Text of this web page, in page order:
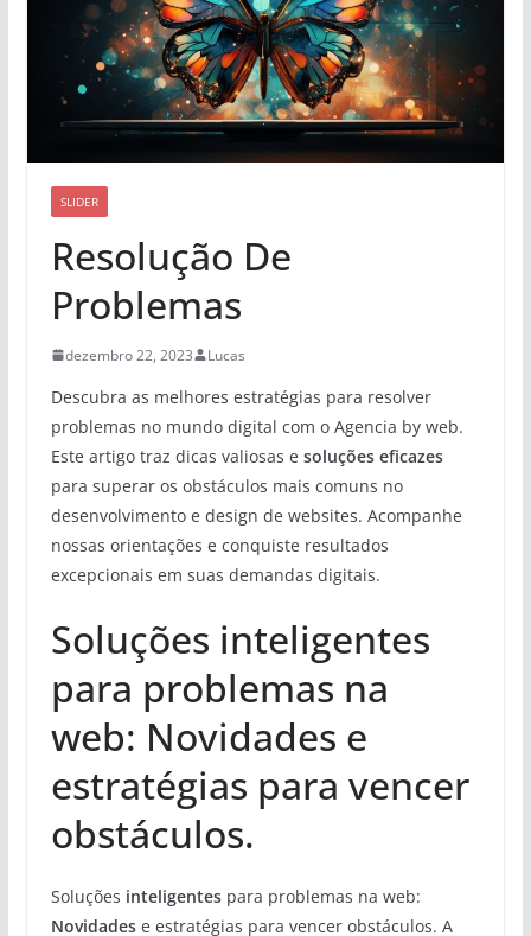
SLIDER
Resolução De
Problemas
dezembro 22, 2023 Lucas
Descubra as melhores estratégias para resolver
problemas no mundo digital com o Agencia by web.
Este artigo traz dicas valiosas e soluções eficazes
para superar os obstáculos mais comuns no
desenvolvimento e design de websites. Acompanhe
nossas orientações e conquiste resultados
excepcionais em suas demandas digitais.
Soluções inteligentes
para problemas na
web: Novidades e
estratégias para vencer
obstáculos.
Soluções inteligentespara problemas na web:
Novidadese estratégias para vencer obstáculos. A